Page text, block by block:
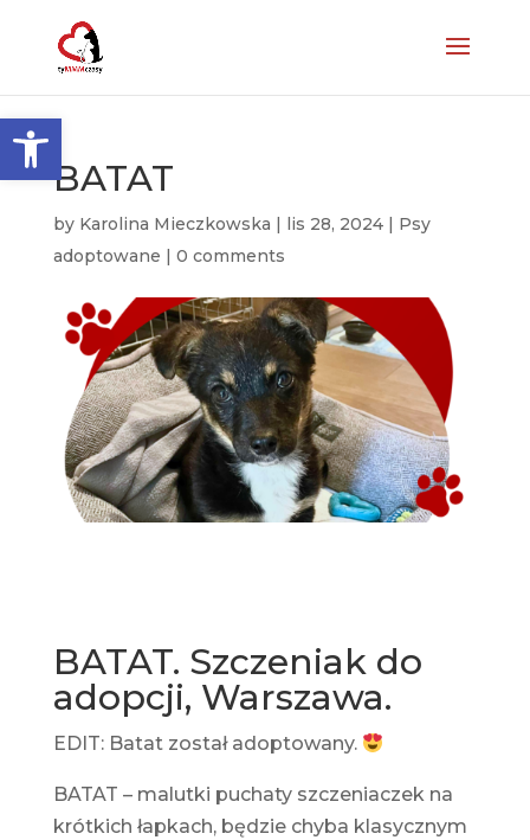
Otwórz pasek narzędzi
BATAT
by Karolina Mieczkowska | lis 28, 2024| Psy
adoptowane | 0 comments
BATAT. Szczeniak do
adopcji, Warszawa.
EDIT: Batat został adoptowany.
BATAT – malutki puchaty szczeniaczek na
krótkich łapkach, będzie chyba klasycznym